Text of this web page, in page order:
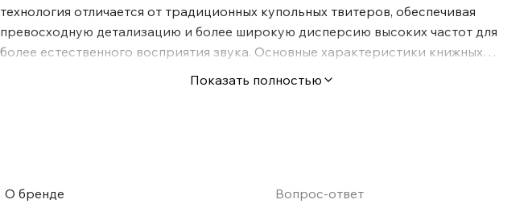
технология отличается от традиционных купольных твитеров, обеспечивая
превосходную детализацию и более широкую дисперсию высоких частот для
более естественного восприятия звука. Основные характеристики книжных
полочных акустических систем HiVi Swan D100 Компактный размер с большим
от традиционных купольных твитеров, обеспечивая превосходную детализацию и
Показать полностью
О бренде Вопрос-ответ